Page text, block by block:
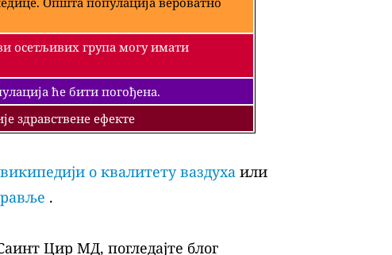
осетљивих група могу имати
ће бити погођена.
здравствене ефекте
о квалитету ваздуха или
.
Цир МД, погледајте блог